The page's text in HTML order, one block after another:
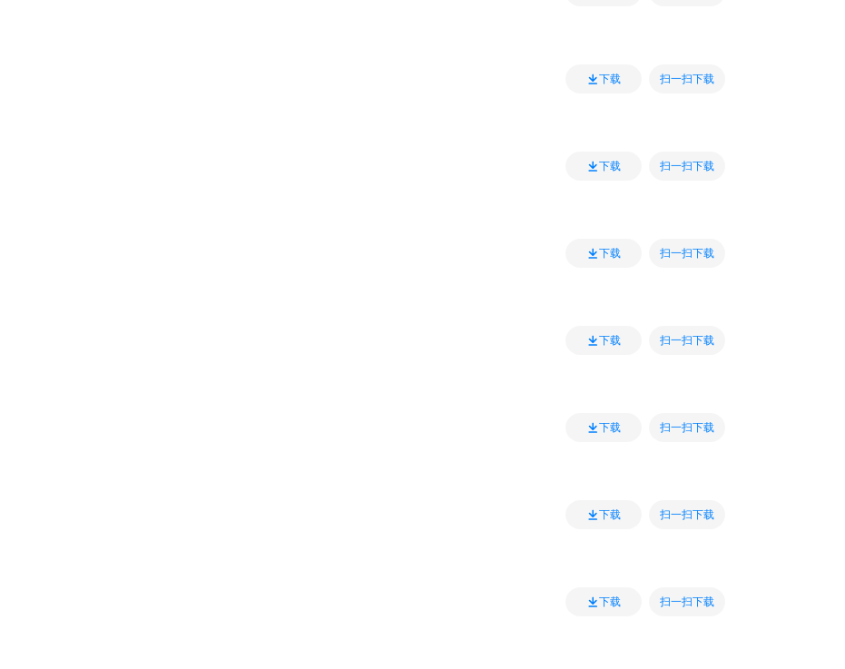
下载 扫一扫下载
下载 扫一扫下载
下载 扫一扫下载
下载 扫一扫下载
下载 扫一扫下载
下载 扫一扫下载
下载 扫一扫下载